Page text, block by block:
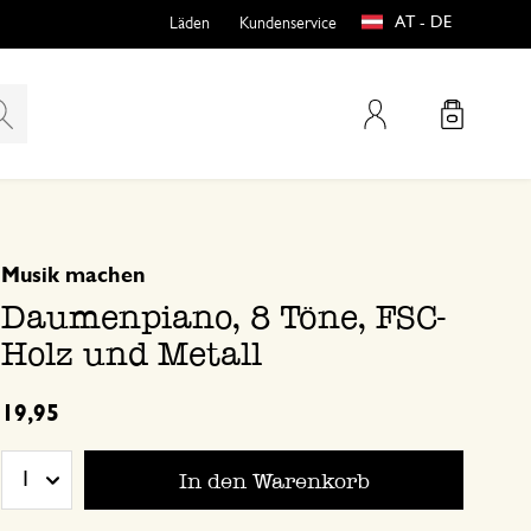
Mein Konto
Läden Kundenservice AT - DE
Daumenpiano, 8 Töne, FSC-
Holz und Metall
Musik machen
19,95
In den Warenkorb